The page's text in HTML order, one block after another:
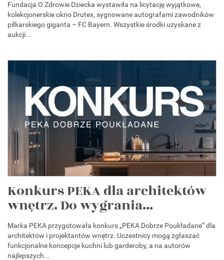
Fundacja O Zdrowie Dziecka wystawiła na licytację wyjątkowe,
kolekcjonerskie okno Drutex, sygnowane autografami zawodników
piłkarskiego giganta – FC Bayern. Wszystkie środki uzyskane z
aukcji...
Konkurs PEKA dla architektów
wnętrz. Do wygrania...
Marka PEKA przygotowała konkurs „PEKA Dobrze Poukładane” dla
architektów i projektantów wnętrz. Uczestnicy mogą zgłaszać
funkcjonalne koncepcje kuchni lub garderoby, a na autorów
najlepszych...